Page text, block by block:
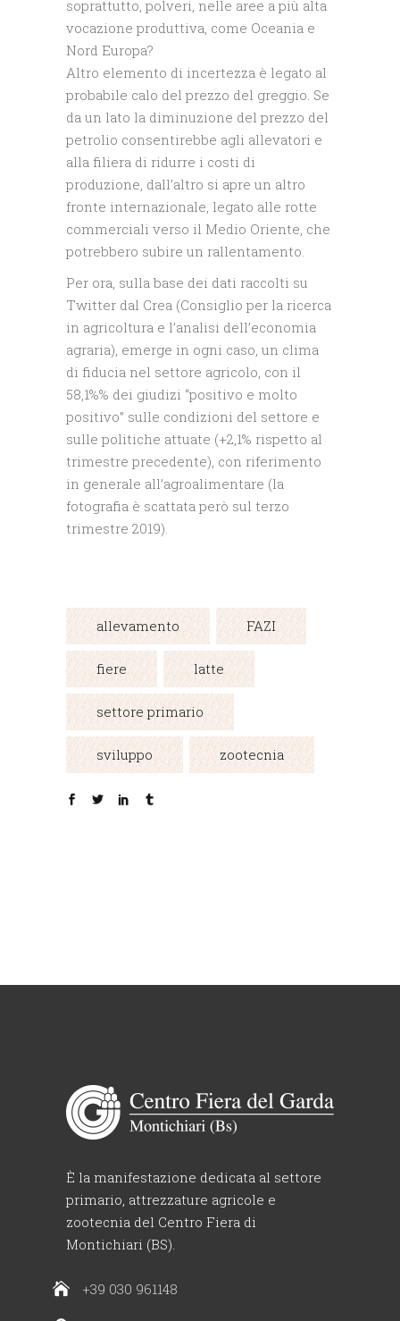
soprattutto, polveri, nelle aree a più alta
vocazione produttiva, come Oceania e
Nord Europa?
Altro elemento di incertezza è legato al
probabile calo del prezzo del greggio. Se
da un lato la diminuzione del prezzo del
petrolio consentirebbe agli allevatori e
alla filiera di ridurre i costi di
produzione, dall’altro si apre un altro
fronte internazionale, legato alle rotte
commerciali verso il Medio Oriente, che
potrebbero subire un rallentamento.
Per ora, sulla base dei dati raccolti su
Twitter dal Crea (Consiglio per la ricerca
in agricoltura e l’analisi dell’economia
agraria), emerge in ogni caso, un clima
di fiducia nel settore agricolo, con il
58,1%% dei giudizi “positivo e molto
positivo” sulle condizioni del settore e
sulle politiche attuate (+2,1% rispetto al
trimestre precedente), con riferimento
in generale all’agroalimentare (la
fotografia è scattata però sul terzo
trimestre 2019).
allevamento FAZI
fiere latte
settore primario
sviluppo zootecnia
È la manifestazione dedicata al settore
primario, attrezzature agricole e
zootecnia del Centro Fiera di
Montichiari (BS).
+39 030 961148